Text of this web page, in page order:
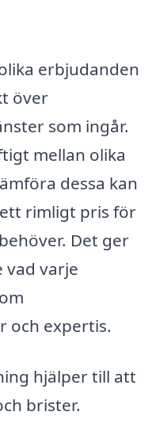
erbjudanden
över
som ingår.
mellan olika
dessa kan
rimligt pris för
Det ger
vad varje
och expertis.
hjälper till att
brister.